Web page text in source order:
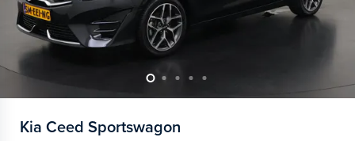
Kia Ceed Sportswagon